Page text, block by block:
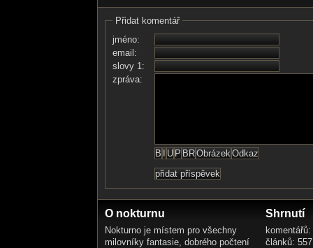
Přidat komentář
jméno:
email:
slovy 1:
zpráva:
O nokturnu
Nokturno je místem pro všechny
milovníky fantasie, dobrého počtení
Shrnutí
článků: 557